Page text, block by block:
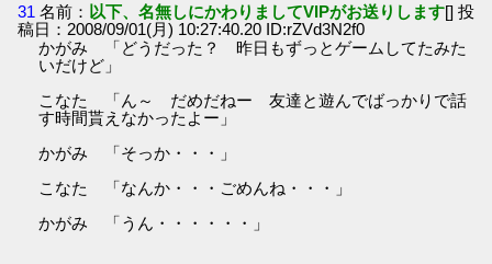
31 名前： 以下、名無しにかわりましてVIPがお送りします[] 投
稿日：2008/09/01(月) 10:27:40.20 ID:rZVd3N2f0
かがみ 「どうだった？ 昨日もずっとゲームしてたみた
いだけど」
こなた 「ん～ だめだねー 友達と遊んでばっかりで話
す時間貰えなかったよー」
かがみ 「そっか・・・」
こなた 「なんか・・・ごめんね・・・」
かがみ 「うん・・・・・・」